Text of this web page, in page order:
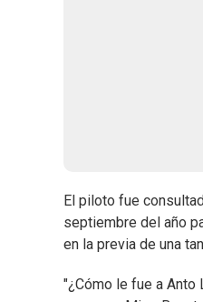
El piloto fue
septiembre del año
en la previa de una
"¿Cómo le fue a Anto